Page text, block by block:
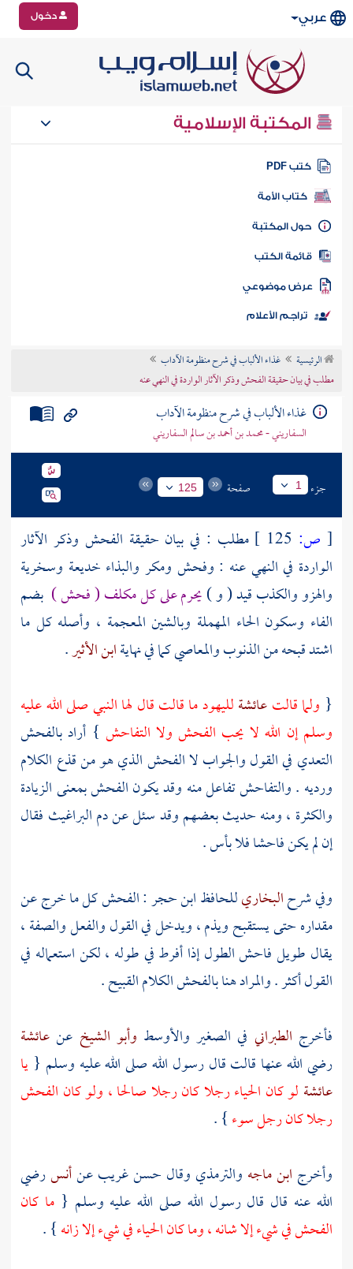
عربي دخول
المكتبة الإسلامية
كتب PDF
كتاب الأمة
المكتبة
الكتب
موضوعي
تراجم الأعلام
الرئيسية
غذاء الألباب في شرح منظومة الآداب
مطلب في بيان حقيقة الفحش وذكر الآثار الواردة في النهي عنه
غذاء الألباب في شرح منظومة الآداب
السفاريني - محمد بن أحمد بن سالم السفاريني
جزء 1 صفحة 125
[ ص:
مطلب : في بيان حقيقة الفحش وذكر الآثار
الواردة في النهي عنه : وفحش ومكر والبذاء خديعة وسخرية
والهزو والكذب قيد ( و )يحرم على كل مكلف ( فحش ) بضم
الفاء وسكون الحاء المهملة وبالشين المعجمة ، وأصله كل ما
اشتد قبحه من الذنوب والمعاصي كما في نهايةابن الأثير.
{ ولما قالتعائشةلليهودما قالت قال لها النبي صلى الله عليه
وسلم إن الله لا يحب الفحش ولا التفاحش } أراد بالفحش
التعدي في القول والجواب لا الفحش الذي هو من قذع الكلام
ورديه . والتفاحش تفاعل منه وقد يكون الفحش بمعنى الزيادة
والكثرة ، ومنه حديث بعضهم وقد سئل عن دم البراغيث فقال
إن لم يكن فاحشا فلا بأس .
وفي شرحالبخاريللحافظ ابن حجر: الفحش كل ما خرج عن
مقداره حتى يستقبح ويذم ، ويدخل في القول والفعل والصفة ،
يقال طويل فاحش الطول إذا أفرط في طوله ، لكن استعماله في
القول أكثر . والمراد هنا بالفحش الكلام القبيح .
فأخرج الطبراني في الصغير والأوسط وأبو الشيخ عن عائشة
رضي الله عنها قالت قال رسول الله صلى الله عليه وسلم { يا
عائشة لو كان الحياء رجلا كان رجلا صالحا ، ولو كان الفحش
رجلا كان رجل سوء} .
وأخرج ابن ماجه والترمذي وقال حسن غريب عنأنسرضي
الله عنه قال قال رسول الله صلى الله عليه وسلم { ما كان
الفحش في شيء إلا شانه ، وما كان الحياء في شيء إلا زانه} .